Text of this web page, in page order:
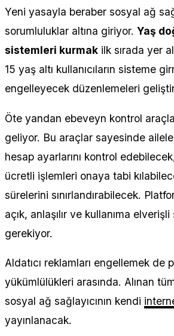
Yeni yasayla beraber sosyal ağ
sorumluluklar altına giriyor. Yaş
sistemleri kurmak ilk sırada yer
15 yaş altı kullanıcıların sisteme
engelleyecek düzenlemeleri
Öte yandan ebeveyn kontrol
geliyor. Bu araçlar sayesinde
hesap ayarlarını kontrol
ücretli işlemleri onaya tabi
sürelerini sınırlandırabilecek.
açık, anlaşılır ve kullanıma
gerekiyor.
Aldatıcı reklamları engellemek de
yükümlülükleri arasında. Alınan
sosyal ağ sağlayıcının kendi
yayınlanacak.